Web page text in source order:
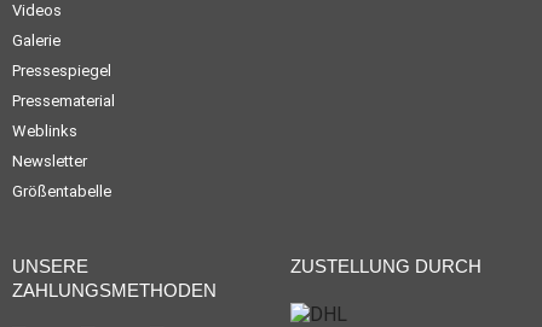
Videos
Galerie
Pressespiegel
Pressematerial
Weblinks
Newsletter
Größentabelle
UNSERE
ZAHLUNGSMETHODEN
ZUSTELLUNG DURCH